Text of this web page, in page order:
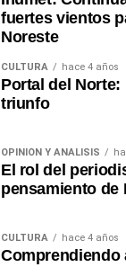
fuertes vientos
Noreste
CULTURA hace 4 años
Portal del
triunfo
OPINIÓN Y ANÁLISIS
El rol del
pensamiento de
CULTURA hace 4 años
Comprendiendo